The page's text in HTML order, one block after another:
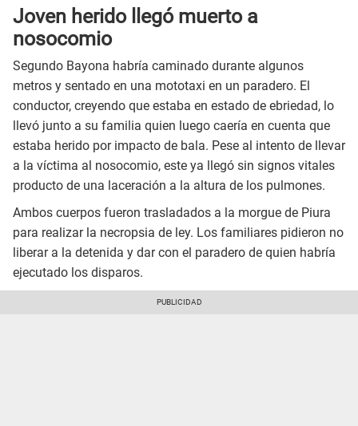
Joven herido llegó muerto a
nosocomio
Segundo Bayona habría caminado durante algunos
metros y sentado en una mototaxi en un paradero. El
conductor, creyendo que estaba en estado de ebriedad, lo
llevó junto a su familia quien luego caería en cuenta que
estaba herido por impacto de bala. Pese al intento de llevar
a la víctima al nosocomio, este ya llegó sin signos vitales
producto de una laceración a la altura de los pulmones.
Ambos cuerpos fueron trasladados a la morgue de Piura
para realizar la necropsia de ley. Los familiares pidieron no
liberar a la detenida y dar con el paradero de quien habría
ejecutado los disparos.